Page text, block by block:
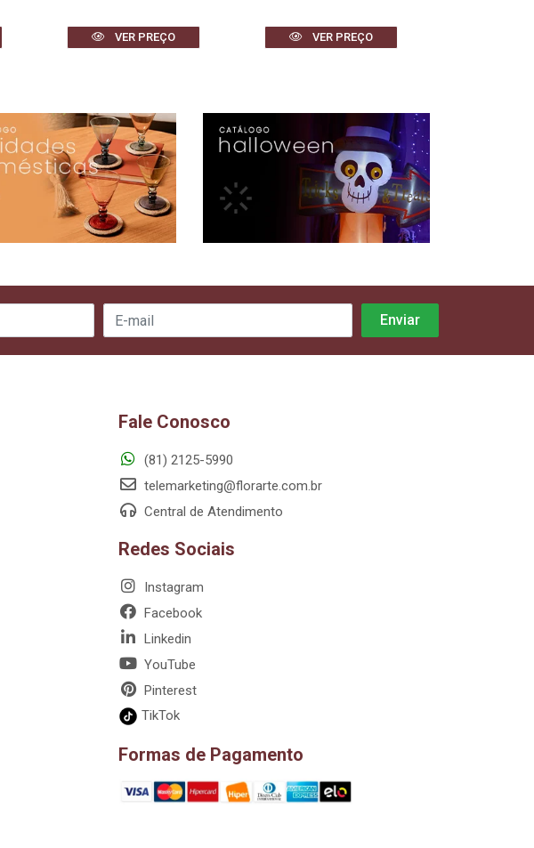
VER PREÇO VER PREÇO
Fale Conosco
(81) 2125-5990
telemarketing@florarte.com.br
Central de Atendimento
Redes Sociais
Instagram
Facebook
Linkedin
YouTube
Pinterest
TikTok
Formas de Pagamento